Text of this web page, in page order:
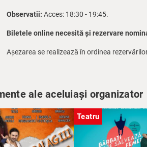
Observatii: Acces: 18:30 - 19:45.
Biletele online necesită și rezervare
Așezarea se realizează în ordinea
ale aceluiași organizator
Teatru